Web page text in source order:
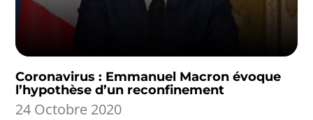
Coronavirus : Emmanuel Macron évoque
l’hypothèse d’un reconfinement
24 Octobre 2020